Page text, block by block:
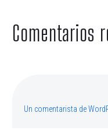
Comentarios
Un comentarista de